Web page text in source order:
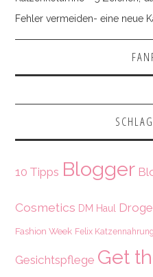
Fehler vermeiden- eine neue
10 Tipps Blogger
Cosmetics DM Haul
Fashion Week Felix Katzennahrung
Gesichtspflege Get